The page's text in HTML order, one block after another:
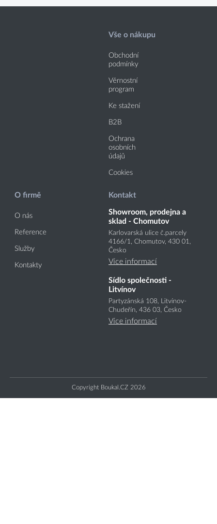
Vše o nákupu
Obchodní
podmínky
Věrnostní
program
Ke stažení
B2B
Ochrana
osobních
údajů
Cookies
O firmě
O nás
Reference
Služby
Kontakty
Kontakt
Showroom, prodejna a
sklad - Chomutov
Karlovarská ulice č.parcely
4166/1, Chomutov, 430 01,
Česko
Více informací
Sídlo společnosti -
Litvínov
Partyzánská 108, Litvínov-
Chudeřín, 436 03, Česko
Více informací
Copyright Boukal.CZ 2026